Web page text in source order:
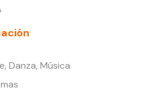
Danza, Música